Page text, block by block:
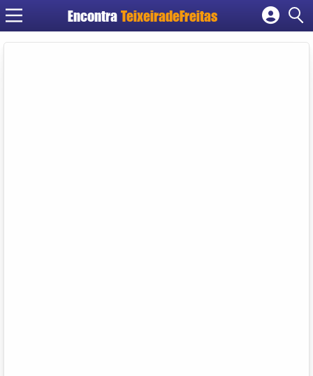
Encontra TeixeiradeFreitas
Cadastrar empresa